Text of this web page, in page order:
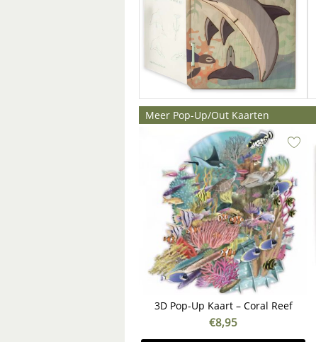
Meer Pop-Up/Out Kaarten
3D Pop-Up Kaart – Coral Reef
€8,95